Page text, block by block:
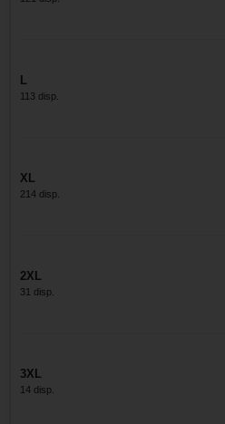
L
113 disp.
XL
214 disp.
2XL
31 disp.
3XL
14 disp.